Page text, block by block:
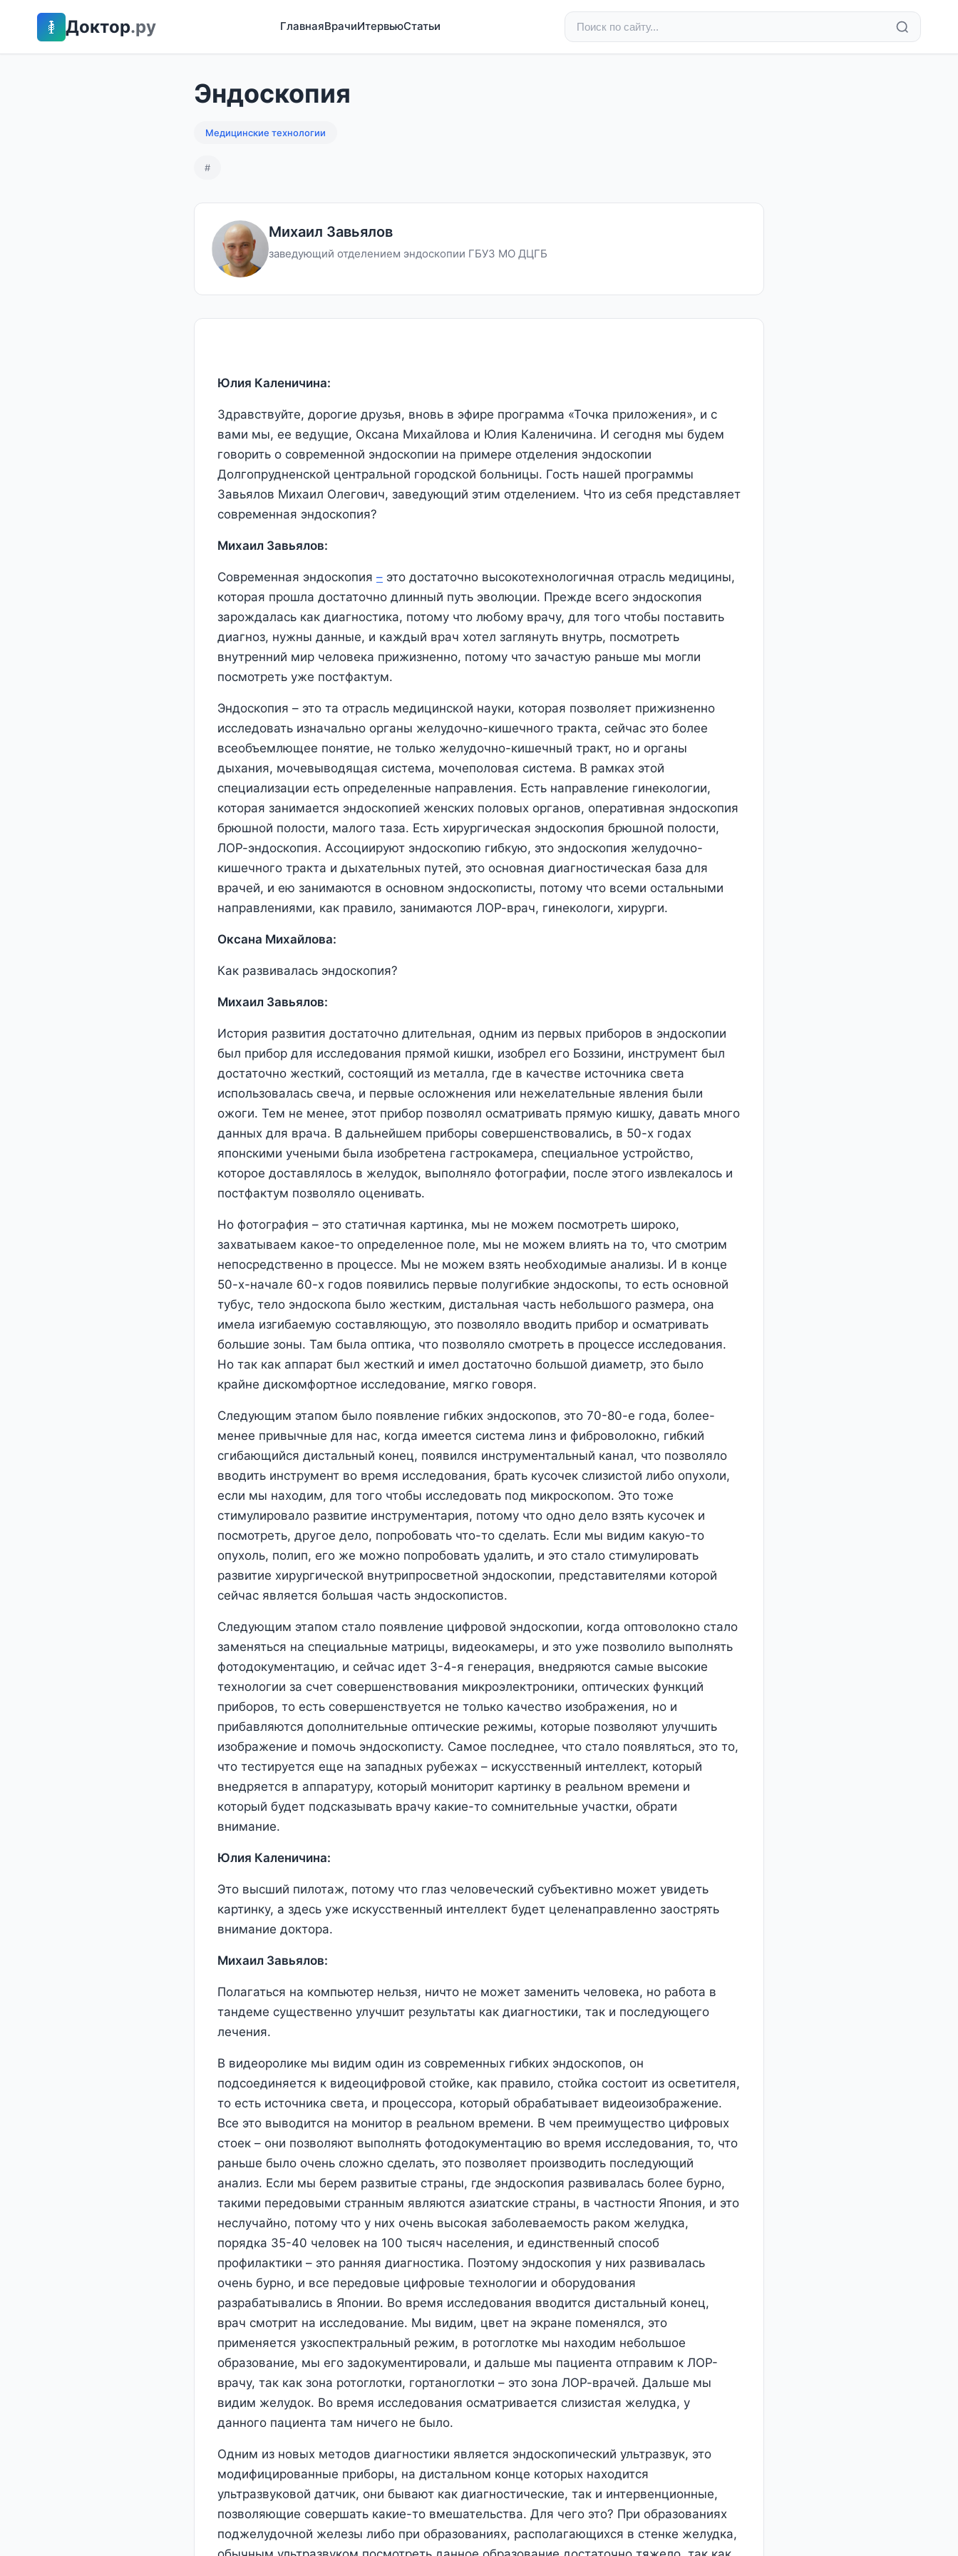
Доктор.ру ГлавнаяВрачиИтервьюСтатьи
Эндоскопия
Медицинские технологии
#
Михаил Завьялов
заведующий отделением эндоскопии ГБУЗ МО ДЦГБ
Юлия Каленичина:
Здравствуйте, дорогие друзья, вновь в эфире программа «Точка приложения», и с
вами мы, ее ведущие, Оксана Михайлова и Юлия Каленичина. И сегодня мы будем
говорить о современной эндоскопии на примере отделения эндоскопии
Долгопрудненской центральной городской больницы. Гость нашей программы
Завьялов Михаил Олегович, заведующий этим отделением. Что из себя представляет
современная эндоскопия?
Михаил Завьялов:
Современная эндоскопия – это достаточно высокотехнологичная отрасль медицины,
которая прошла достаточно длинный путь эволюции. Прежде всего эндоскопия
зарождалась как диагностика, потому что любому врачу, для того чтобы поставить
диагноз, нужны данные, и каждый врач хотел заглянуть внутрь, посмотреть
внутренний мир человека прижизненно, потому что зачастую раньше мы могли
посмотреть уже постфактум.
Эндоскопия – это та отрасль медицинской науки, которая позволяет прижизненно
исследовать изначально органы желудочно-кишечного тракта, сейчас это более
всеобъемлющее понятие, не только желудочно-кишечный тракт, но и органы
дыхания, мочевыводящая система, мочеполовая система. В рамках этой
специализации есть определенные направления. Есть направление гинекологии,
которая занимается эндоскопией женских половых органов, оперативная эндоскопия
брюшной полости, малого таза. Есть хирургическая эндоскопия брюшной полости,
ЛОР-эндоскопия. Ассоциируют эндоскопию гибкую, это эндоскопия желудочно-
кишечного тракта и дыхательных путей, это основная диагностическая база для
врачей, и ею занимаются в основном эндоскописты, потому что всеми остальными
направлениями, как правило, занимаются ЛОР-врач, гинекологи, хирурги.
Оксана Михайлова:
Как развивалась эндоскопия?
Михаил Завьялов:
История развития достаточно длительная, одним из первых приборов в эндоскопии
был прибор для исследования прямой кишки, изобрел его Боззини, инструмент был
достаточно жесткий, состоящий из металла, где в качестве источника света
использовалась свеча, и первые осложнения или нежелательные явления были
ожоги. Тем не менее, этот прибор позволял осматривать прямую кишку, давать много
данных для врача. В дальнейшем приборы совершенствовались, в 50-х годах
японскими учеными была изобретена гастрокамера, специальное устройство,
которое доставлялось в желудок, выполняло фотографии, после этого извлекалось и
постфактум позволяло оценивать.
Но фотография – это статичная картинка, мы не можем посмотреть широко,
захватываем какое-то определенное поле, мы не можем влиять на то, что смотрим
непосредственно в процессе. Мы не можем взять необходимые анализы. И в конце
50-х-начале 60-х годов появились первые полугибкие эндоскопы, то есть основной
тубус, тело эндоскопа было жестким, дистальная часть небольшого размера, она
имела изгибаемую составляющую, это позволяло вводить прибор и осматривать
большие зоны. Там была оптика, что позволяло смотреть в процессе исследования.
Но так как аппарат был жесткий и имел достаточно большой диаметр, это было
крайне дискомфортное исследование, мягко говоря.
Следующим этапом было появление гибких эндоскопов, это 70-80-е года, более-
менее привычные для нас, когда имеется система линз и фиброволокно, гибкий
сгибающийся дистальный конец, появился инструментальный канал, что позволяло
вводить инструмент во время исследования, брать кусочек слизистой либо опухоли,
если мы находим, для того чтобы исследовать под микроскопом. Это тоже
стимулировало развитие инструментария, потому что одно дело взять кусочек и
посмотреть, другое дело, попробовать что-то сделать. Если мы видим какую-то
опухоль, полип, его же можно попробовать удалить, и это стало стимулировать
развитие хирургической внутрипросветной эндоскопии, представителями которой
сейчас является большая часть эндоскопистов.
Следующим этапом стало появление цифровой эндоскопии, когда оптоволокно стало
заменяться на специальные матрицы, видеокамеры, и это уже позволило выполнять
фотодокументацию, и сейчас идет 3-4-я генерация, внедряются самые высокие
технологии за счет совершенствования микроэлектроники, оптических функций
приборов, то есть совершенствуется не только качество изображения, но и
прибавляются дополнительные оптические режимы, которые позволяют улучшить
изображение и помочь эндоскописту. Самое последнее, что стало появляться, это то,
что тестируется еще на западных рубежах – искусственный интеллект, который
внедряется в аппаратуру, который мониторит картинку в реальном времени и
который будет подсказывать врачу какие-то сомнительные участки, обрати
внимание.
Юлия Каленичина:
Это высший пилотаж, потому что глаз человеческий субъективно может увидеть
картинку, а здесь уже искусственный интеллект будет целенаправленно заострять
внимание доктора.
Михаил Завьялов:
Полагаться на компьютер нельзя, ничто не может заменить человека, но работа в
тандеме существенно улучшит результаты как диагностики, так и последующего
лечения.
В видеоролике мы видим один из современных гибких эндоскопов, он
подсоединяется к видеоцифровой стойке, как правило, стойка состоит из осветителя,
то есть источника света, и процессора, который обрабатывает видеоизображение.
Все это выводится на монитор в реальном времени. В чем преимущество цифровых
стоек – они позволяют выполнять фотодокументацию во время исследования, то, что
раньше было очень сложно сделать, это позволяет производить последующий
анализ. Если мы берем развитые страны, где эндоскопия развивалась более бурно,
такими передовыми странным являются азиатские страны, в частности Япония, и это
неслучайно, потому что у них очень высокая заболеваемость раком желудка,
порядка 35-40 человек на 100 тысяч населения, и единственный способ
профилактики – это ранняя диагностика. Поэтому эндоскопия у них развивалась
очень бурно, и все передовые цифровые технологии и оборудования
разрабатывались в Японии. Во время исследования вводится дистальный конец,
врач смотрит на исследование. Мы видим, цвет на экране поменялся, это
применяется узкоспектральный режим, в ротоглотке мы находим небольшое
образование, мы его задокументировали, и дальше мы пациента отправим к ЛОР-
врачу, так как зона ротоглотки, гортаноглотки – это зона ЛОР-врачей. Дальше мы
видим желудок. Во время исследования осматривается слизистая желудка, у
данного пациента там ничего не было.
Одним из новых методов диагностики является эндоскопический ультразвук, это
модифицированные приборы, на дистальном конце которых находится
ультразвуковой датчик, они бывают как диагностические, так и интервенционные,
позволяющие совершать какие-то вмешательства. Для чего это? При образованиях
поджелудочной железы либо при образованиях, располагающихся в стенке желудка,